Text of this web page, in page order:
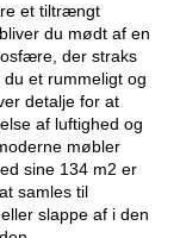
et tiltrængt
du mødt af en
der straks
et rummeligt og
detalje for at
af luftighed og
møbler
sine 134 m2 er
samles til
slappe af i den